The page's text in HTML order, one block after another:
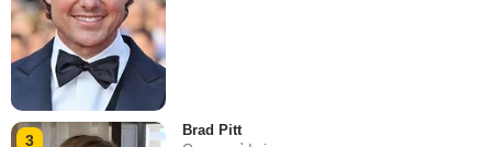
3
Brad Pitt